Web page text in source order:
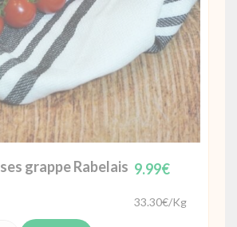
grappe Rabelais 9.99€
33.30€/Kg